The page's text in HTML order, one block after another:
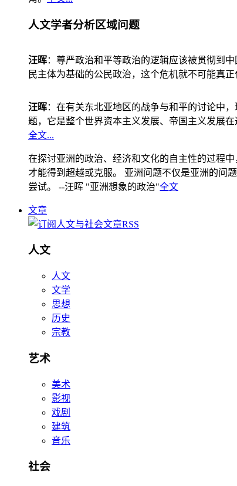
人文学者分析区域问题
汪晖：尊严政治和平等政治的逻辑应该被贯彻到
民主体为基础的公民政治，这个危机就不可能真正
汪晖：在有关东北亚地区的战争与和平的讨论中
题，它是整个世界资本主义发展、帝国主义发展在
全文...
在探讨亚洲的政治、经济和文化的自主性的过程
才能得到超越或克服。 亚洲问题不仅是亚洲的问
尝试。 --汪晖 "亚洲想象的政治"全文
文章
人文
人文
文学
思想
历史
宗教
艺术
美术
影视
戏剧
建筑
音乐
社会